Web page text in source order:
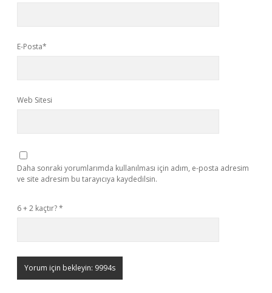
E-Posta*
Web Sitesi
Daha sonraki yorumlarımda kullanılması için adım, e-posta adresim
ve site adresim bu tarayıcıya kaydedilsin.
6 + 2 kaçtır?*